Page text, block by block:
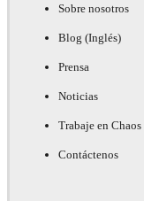
Sobre nosotros
Blog (Inglés)
Prensa
Noticias
Trabaje en Chaos
Contáctenos